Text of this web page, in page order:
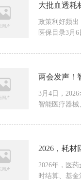
大批血透耗
政策利好频出
医保目录3月
两会发声！
3月4日，
智能医疗器
2026，耗材
2026年，医
时结算、基